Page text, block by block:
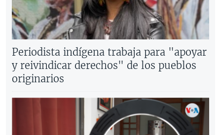
Periodista indígena trabaja para "apoyar
y reivindicar derechos" de los pueblos
originarios